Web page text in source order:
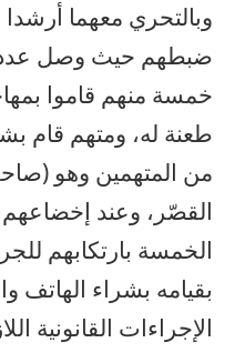
وبالتحري معهما أرشدا
ضبطهم حيث وصل
خمسة منهم قاموا
طعنة له، ومتهم قام
من المتهمين وهو
القصّر، وعند
الخمسة بارتكابهم
بقيامه بشراء
الإجراءات القانونية